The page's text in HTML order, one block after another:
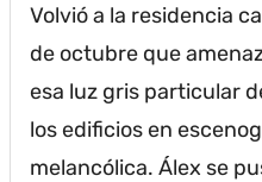
Volvió a la residencia
de octubre que
esa luz gris particular
los edificios en
melancólica. Álex se